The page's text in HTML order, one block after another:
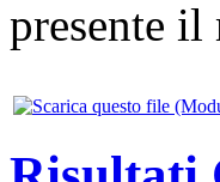
presente